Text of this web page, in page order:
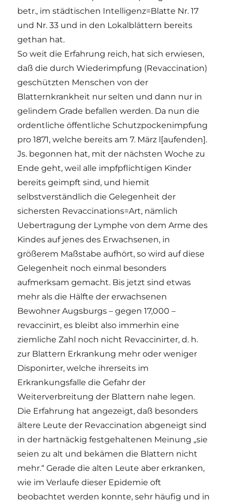
betr., im städtischen Intelligenz=Blatte Nr. 17
und Nr. 33 und in den Lokalblättern bereits
gethan hat.
So weit die Erfahrung reich, hat sich erwiesen,
daß die durch Wiederimpfung (Revaccination)
geschützten Menschen von der
Blatternkrankheit nur selten und dann nur in
gelindem Grade befallen werden. Da nun die
ordentliche öffentliche Schutzpockenimpfung
pro 1871, welche bereits am 7. März l[aufenden].
Js. begonnen hat, mit der nächsten Woche zu
Ende geht, weil alle impfpflichtigen Kinder
bereits geimpft sind, und hiemit
selbstverständlich die Gelegenheit der
sichersten Revaccinations=Art, nämlich
Uebertragung der Lymphe von dem Arme des
Kindes auf jenes des Erwachsenen, in
größerem Maßstabe aufhört, so wird auf diese
Gelegenheit noch einmal besonders
aufmerksam gemacht. Bis jetzt sind etwas
mehr als die Hälfte der erwachsenen
Bewohner Augsburgs – gegen 17,000 –
revaccinirt, es bleibt also immerhin eine
ziemliche Zahl noch nicht Revaccinirter, d. h.
zur Blattern Erkrankung mehr oder weniger
Disponirter, welche ihrerseits im
Erkrankungsfalle die Gefahr der
Weiterverbreitung der Blattern nahe legen.
Die Erfahrung hat angezeigt, daß besonders
ältere Leute der Revaccination abgeneigt sind
in der hartnäckig festgehaltenen Meinung „sie
seien zu alt und bekämen die Blattern nicht
mehr.“ Gerade die alten Leute aber erkranken,
wie im Verlaufe dieser Epidemie oft
beobachtet werden konnte, sehr häufig und in